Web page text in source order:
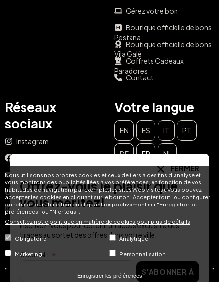
Nous utilisons nos propres cookies et ceux de tiers à des fins d'analyse et
vous montrons des publicités liées à vos préférences, en fonction de vos
habitudes de navigation (par exemple, les sites Web visités). Vous pouvez
accepter les cookies en cliquant sur le bouton "Accepter tout" ou configurer
ou refuser leur utilisation en cliquant respectivement sur "Enregistrer les
préférences" ou "Nier tous".
Consultez notre politique en matière de cookies pour plus de détails
Obligatoire Analytique
Marketing Personnalisation
Enregistrer les préférences
Gérez votre bon
Boutique officielle de bons
Pestana
Boutique officielle de bons
Vila Galé
Coffrets Cadeaux
Paradores
Contact
Réseaux
sociaux
Instagram
YouTube
TikTok
LinkedIn
Votre langue
EN ES IT PT
DE FR NL
© Hotel Treats 2026
Tel: +34 871 51 00 40 (9:00 - 19:00 CEST)
FERMER
Offrez-vous le plaisir que
vous méritez!
Inscrivez-vous pour obtenir un accès exclusif à des
tirages au sort et des offres dans votre ville.
Courriel :
S'ABONNER À